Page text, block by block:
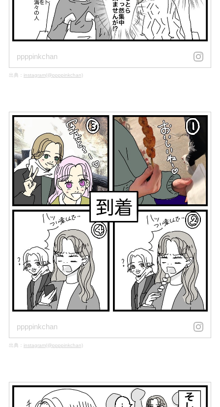
ppppinkchan
出典： instagram(@ppppinkchan)
ppppinkchan
出典： instagram(@ppppinkchan)